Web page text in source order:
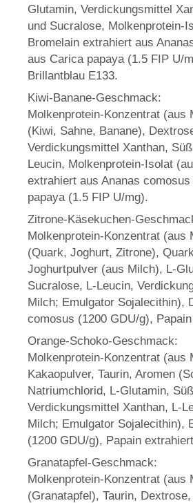
Glutamin, Verdickungsmittel
und Sucralose, Molkenprotein-
Bromelain extrahiert aus
aus Carica papaya (1.5 FIP U/
Brillantblau E133.
Kiwi-Banane-Geschmack:
Molkenprotein-Konzentrat (aus
(Kiwi, Sahne, Banane),
Verdickungsmittel Xanthan,
Leucin, Molkenprotein-Isolat
extrahiert aus Ananas
papaya (1.5 FIP U/mg).
Zitrone-Käsekuchen-
Molkenprotein-Konzentrat (aus
(Quark, Joghurt, Zitrone),
Joghurtpulver (aus Milch), L-
Sucralose, L-Leucin,
Milch; Emulgator Sojalecithin),
comosus (1200 GDU/g),
Orange-Schoko-Geschmack:
Molkenprotein-Konzentrat
Kakaopulver, Taurin, Aromen
Natriumchlorid, L-Glutamin,
Verdickungsmittel Xanthan, L-
Milch; Emulgator Sojalecithin),
(1200 GDU/g), Papain
Granatapfel-Geschmack:
Molkenprotein-Konzentrat (aus
(Granatapfel), Taurin,